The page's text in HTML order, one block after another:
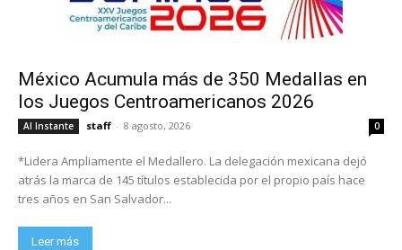
México Acumula más de 350 Medallas en
los Juegos Centroamericanos 2026
Al Instante staff - 8 agosto, 2026 0
*Lidera Ampliamente el Medallero. La delegación mexicana dejó
atrás la marca de 145 títulos establecida por el propio país hace
tres años en San Salvador...
Leer más